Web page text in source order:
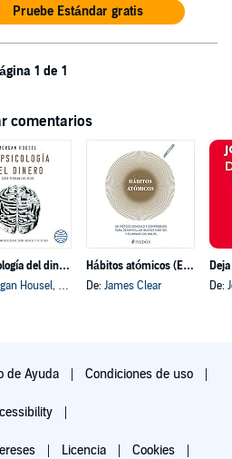
Pruebe Estándar gratis
1 de 1
comentarios
La psicología del dinero
Housel, y otros
Hábitos atómicos (Español neutro)
De: James Clear
De:
de Ayuda Condiciones de uso
Licencia Cookies